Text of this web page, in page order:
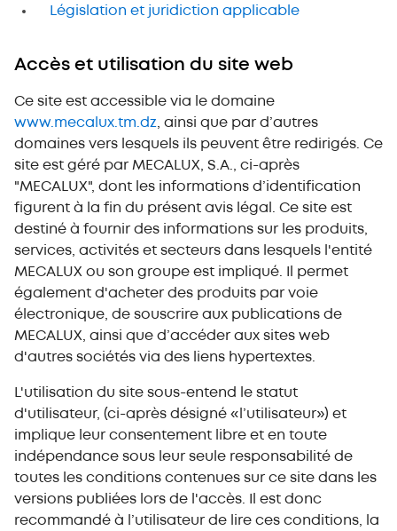
Législation et juridiction applicable
Accès et utilisation du site web
Ce site est accessible via le domaine
www.mecalux.tm.dz , ainsi que par d’autres
domaines vers lesquels ils peuvent être redirigés. Ce
site est géré par MECALUX, S.A., ci-après
"MECALUX", dont les informations d’identification
figurent à la fin du présent avis légal. Ce site est
destiné à fournir des informations sur les produits,
services, activités et secteurs dans lesquels l'entité
MECALUX ou son groupe est impliqué. Il permet
également d'acheter des produits par voie
électronique, de souscrire aux publications de
MECALUX, ainsi que d’accéder aux sites web
d'autres sociétés via des liens hypertextes.
L'utilisation du site sous-entend le statut
d'utilisateur, (ci-après désigné «l’utilisateur») et
implique leur consentement libre et en toute
indépendance sous leur seule responsabilité de
toutes les conditions contenues sur ce site dans les
versions publiées lors de l'accès. Il est donc
recommandé à l’utilisateur de lire ces conditions, la